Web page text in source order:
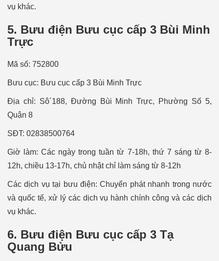
vụ khác.
5. Bưu điện Bưu cục cấp 3 Bùi Minh
Trực
Mã số: 752800
Bưu cục: Bưu cục cấp 3 Bùi Minh Trực
Địa chỉ: Sô´188, Đường Bùi Minh Trực, Phường Số 5,
Quận 8
SÐT: 02838500764
Giờ làm: Các ngày trong tuần từ 7-18h, thứ 7 sáng từ 8-
12h, chiều 13-17h, chủ nhật chỉ làm sáng từ 8-12h
Các dịch vụ tại bưu điện: Chuyển phát nhanh trong nước
và quốc tế, xử lý các dịch vụ hành chính công và các dịch
vụ khác.
6. Bưu điện Bưu cục cấp 3 Tạ
Quang Bửu